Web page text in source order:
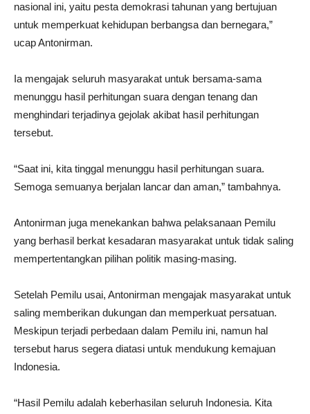
nasional ini, yaitu pesta demokrasi tahunan yang bertujuan
untuk memperkuat kehidupan berbangsa dan bernegara,”
ucap Antonirman.
Ia mengajak seluruh masyarakat untuk bersama-sama
menunggu hasil perhitungan suara dengan tenang dan
menghindari terjadinya gejolak akibat hasil perhitungan
tersebut.
“Saat ini, kita tinggal menunggu hasil perhitungan suara.
Semoga semuanya berjalan lancar dan aman,” tambahnya.
Antonirman juga menekankan bahwa pelaksanaan Pemilu
yang berhasil berkat kesadaran masyarakat untuk tidak saling
mempertentangkan pilihan politik masing-masing.
Setelah Pemilu usai, Antonirman mengajak masyarakat untuk
saling memberikan dukungan dan memperkuat persatuan.
Meskipun terjadi perbedaan dalam Pemilu ini, namun hal
tersebut harus segera diatasi untuk mendukung kemajuan
Indonesia.
“Hasil Pemilu adalah keberhasilan seluruh Indonesia. Kita